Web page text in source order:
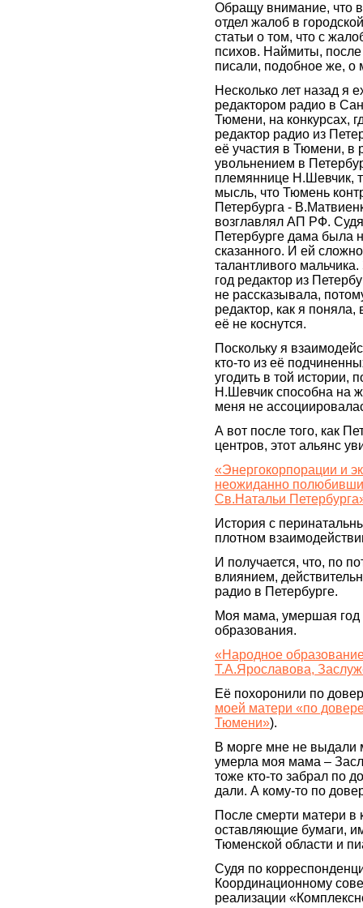
Обращу внимание, что
отдел жалоб в
статьи о том, что с
психов. Наймиты, после
писали, подобное же, о
Несколько лет назад я
редактором радио в
Тюмени, на конкурсах,
редактор радио из
её участия в Тюмени, в
увольнением в
племяннице Н.Шевчик,
мысль, что Тюмень
Петербурга -
возглавлял АП РФ. Судя
Петербурге дама была
сказанного. И ей
талантливого
год редактор из
не рассказывала,
редактор, как я
её не коснутся.
Поскольку я
кто-то из её
угодить в той истории,
Н.Шевчик способна на
меня не
А вот после того, как
центров, этот альянс
«Энергокорпорации и
неожиданно
Св.Натальи
История с
плотном
И получается, что, по
влиянием,
радио в Петербурге.
Моя мама, умершая год
образования.
«Народное
Т.А.Ярославова,
Её похоронили по
моей матери «по
Тюмени»).
В морге мне не выдали
умерла моя мама –
тоже кто-то забрал по
дали. А кому-то по
После смерти матери в
оставляющие бумаги,
Тюменской области и
Судя по
Координационному
реализации